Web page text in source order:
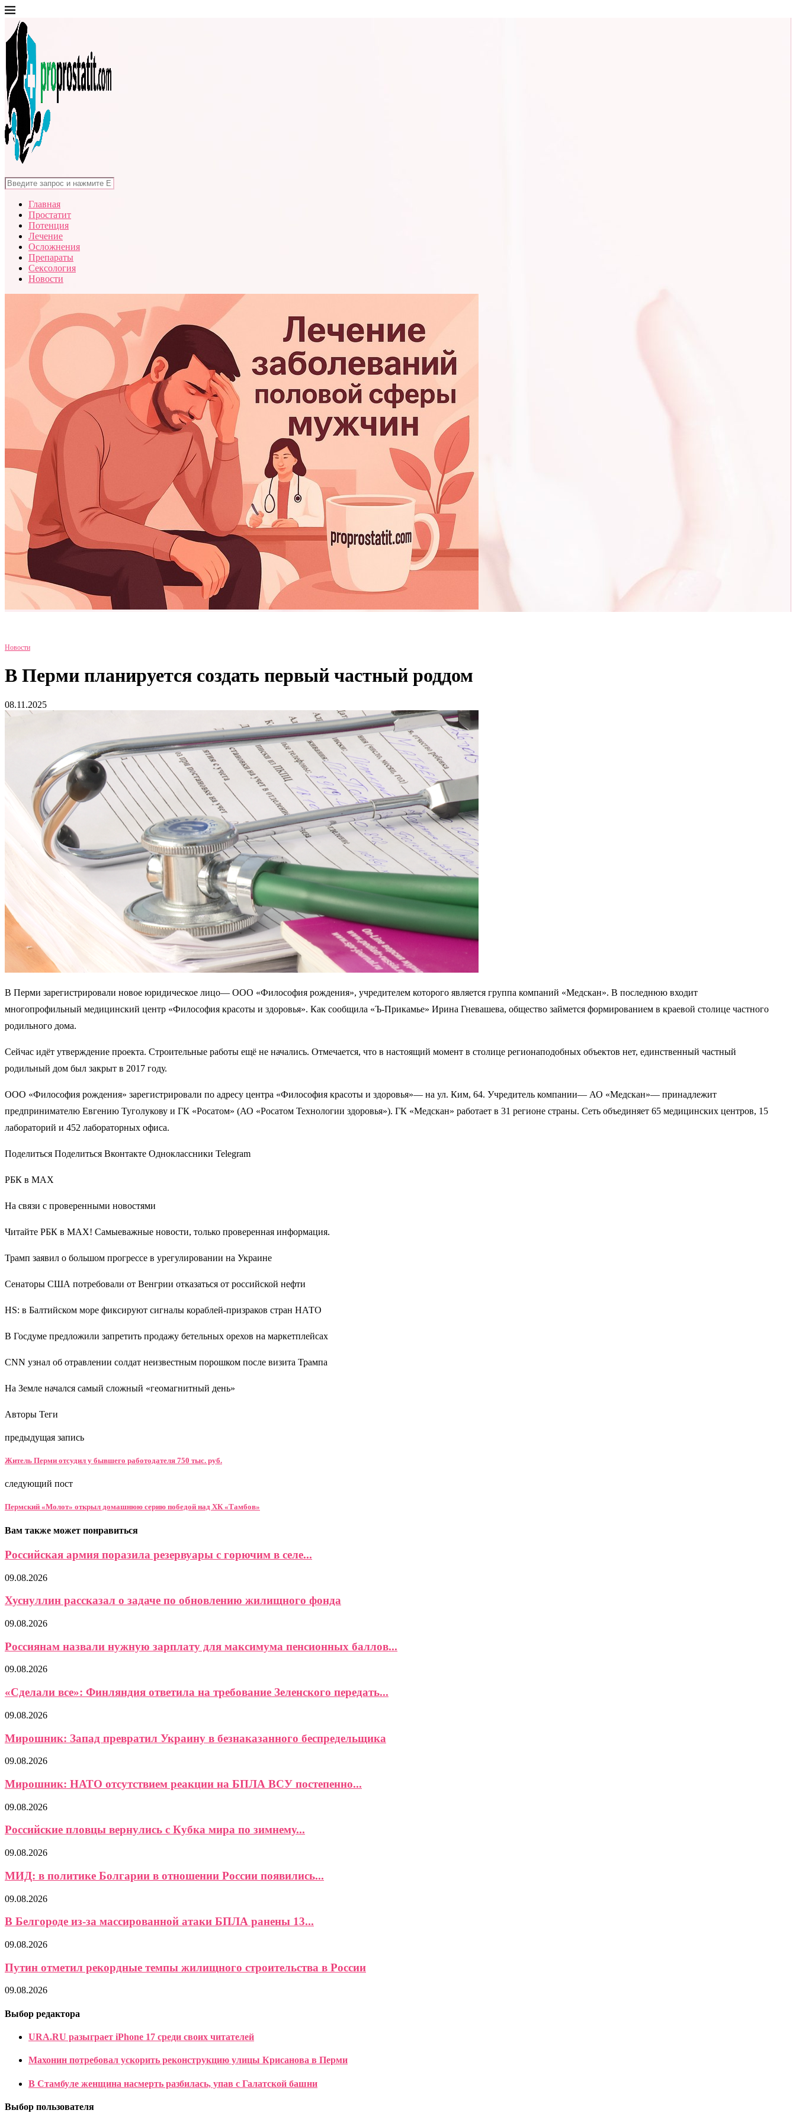
Главная
Простатит
Потенция
Лечение
Осложнения
Препараты
Сексология
Новости
Новости
В Перми планируется создать первый частный роддом
08.11.2025
В Перми зарегистрировали новое юридическое лицо— ООО «Философия рождения», учредителем которого является группа компаний «Медскан». В последнюю входит
многопрофильный медицинский центр «Философия красоты и здоровья». Как сообщила «Ъ-Прикамье» Ирина Гневашева, общество займется формированием в краевой столице частного
родильного дома.
Сейчас идёт утверждение проекта. Строительные работы ещё не начались. Отмечается, что в настоящий момент в столице регионаподобных объектов нет, единственный частный
родильный дом был закрыт в 2017 году.
ООО «Философия рождения» зарегистрировали по адресу центра «Философия красоты и здоровья»— на ул. Ким, 64. Учредитель компании— АО «Медскан»— принадлежит
предпринимателю Евгению Туголукову и ГК «Рос­атом» (АО «Росатом Технологии здоровья»). ГК «Медскан» работает в 31 регионе страны. Сеть объединяет 65 медицинских центров, 15
лабораторий и 452 лабораторных офиса.
Поделиться Поделиться Вконтакте Одноклассники Telegram
РБК в MAX
На связи с проверенными новостями
Читайте РБК в MAX! Самыеважные новости, только проверенная информация.
Трамп заявил о большом прогрессе в урегулировании на Украине
Сенаторы США потребовали от Венгрии отказаться от российской нефти
HS: в Балтийском море фиксируют сигналы кораблей-призраков стран НАТО
В Госдуме предложили запретить продажу бетельных орехов на маркетплейсах
СNN узнал об отравлении солдат неизвестным порошком после визита Трампа
На Земле начался самый сложный «геомагнитный день»
Авторы Теги
предыдущая запись
Житель Перми отсудил у бывшего работодателя 750 тыс. руб.
следующий пост
Пермский «Молот» открыл домашнюю серию победой над ХК «Тамбов»
Вам также может понравиться
Российская армия поразила резервуары с горючим в селе...
09.08.2026
Хуснуллин рассказал о задаче по обновлению жилищного фонда
09.08.2026
Россиянам назвали нужную зарплату для максимума пенсионных баллов...
09.08.2026
«Сделали все»: Финляндия ответила на требование Зеленского передать...
09.08.2026
Мирошник: Запад превратил Украину в безнаказанного беспредельщика
09.08.2026
Мирошник: НАТО отсутствием реакции на БПЛА ВСУ постепенно...
09.08.2026
Российские пловцы вернулись с Кубка мира по зимнему...
09.08.2026
МИД: в политике Болгарии в отношении России появились...
09.08.2026
В Белгороде из-за массированной атаки БПЛА ранены 13...
09.08.2026
Путин отметил рекордные темпы жилищного строительства в России
09.08.2026
Выбор редактора
URA.RU разыграет iPhone 17 среди своих читателей
Махонин потребовал ускорить реконструкцию улицы Крисанова в Перми
В Стамбуле женщина насмерть разбилась, упав с Галатской башни
Выбор пользователя